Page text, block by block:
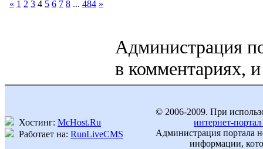
« 1 2 3 4 5 6 7 8 ... 484 »
Администрация
в комментариях,
Хостинг: McHost.Ru
Работает на: RunLiveCMS
© 2006-2009. При
интернет-
Администрация портала
информации,